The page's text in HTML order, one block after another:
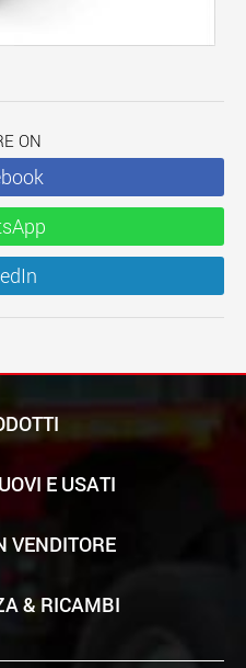
ON
E USATI
VENDITORE
& RICAMBI